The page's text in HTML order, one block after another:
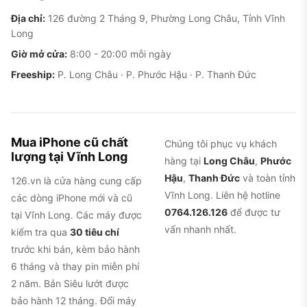
Cụm phím cứng mới trên iPhone 16 Plus, Action
Địa chỉ: 126 đường 2 Tháng 9, Phường Long Châu, Tỉnh Vĩnh
Long
Giờ mở cửa: 8:00 - 20:00 mỗi ngày
Freeship: P. Long Châu · P. Phước Hậu · P. Thanh Đức
Mua iPhone cũ chất
lượng tại Vĩnh Long
126.vn là cửa hàng cung cấp
các dòng iPhone mới và cũ
tại Vĩnh Long. Các máy được
kiểm tra qua 30 tiêu chí
trước khi bán, kèm bảo hành
6 tháng và thay pin miễn phí
2 năm. Bản Siêu lướt được
bảo hành 12 tháng. Đổi máy
Chúng tôi phục vụ khách
hàng tại Long Châu, Phước
Hậu, Thanh Đức và toàn tỉnh
Vĩnh Long. Liên hệ hotline
0764.126.126 để được tư
vấn nhanh nhất.